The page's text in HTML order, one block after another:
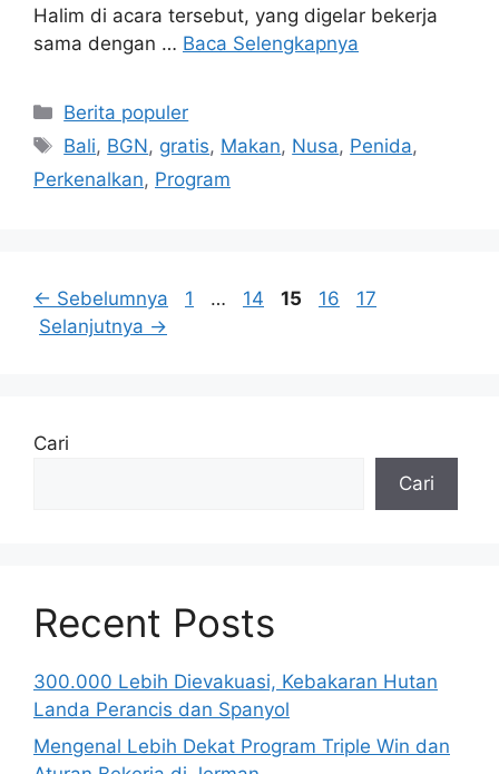
Halim di acara tersebut, yang digelar bekerja
sama dengan … Baca Selengkapnya
Kategori
Berita populer
Tag
Bali, BGN, gratis, Makan, Nusa, Penida,
Perkenalkan, Program
← Sebelumnya Halaman
1 … Halaman
14 Halaman
15 Halaman
16 Halaman
17
Selanjutnya →
Cari
Cari
Recent Posts
300.000 Lebih Dievakuasi, Kebakaran Hutan
Landa Perancis dan Spanyol
Mengenal Lebih Dekat Program Triple Win dan